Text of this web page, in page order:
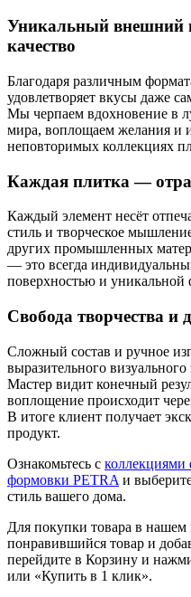
Уникальный внешний
качество
Благодаря различным
удовлетворяет вкусы даже
Мы черпаем вдохновение в
мира, воплощаем желания и
неповторимых коллекциях
Каждая плитка —
Каждый элемент несёт
стиль и творческое
других промышленных
— это всегда
поверхностью и уникальной
Свобода творчества и
Сложный состав и ручное
выразительного
Мастер видит конечный
воплощение происходит
В итоге клиент получает
продукт.
Ознакомьтесь с коллекциями
формовки PETRA и
стиль вашего дома.
Для покупки товара в нашем
понравившийся товар и
перейдите в Корзину и
или «Купить в 1 клик».